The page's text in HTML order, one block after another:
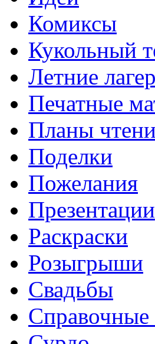
Комиксы
Кукольный
Летние
Печатные
Планы
Поделки
Пожелания
Презентации
Раскраски
Розыгрыши
Свадьбы
Справочные